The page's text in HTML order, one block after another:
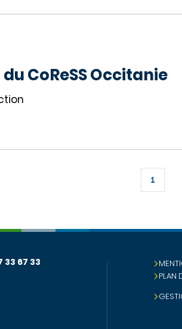
CoReSS Occitanie
1
33 67 33
PLAN